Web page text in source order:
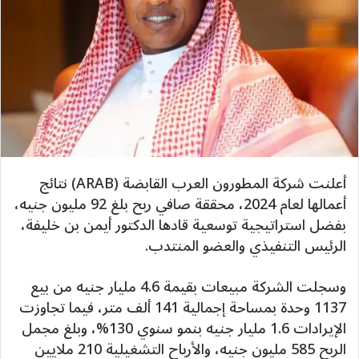
أعلنت شركة المطورون العرب القابضة (ARAB) نتائج
أعمالها لعام 2024، محققة صافي ربح بلغ 92 مليون جنيه،
بفضل استراتيجية توسعية قادها الدكتور أيمن بن خليفة،
الرئيس التنفيذي والعضو المنتدب.
وسجلت الشركة مبيعات بقيمة 4.6 مليار جنيه من بيع
1137 وحدة بمساحة إجمالية 141 ألف متر، فيما تجاوزت
الإيرادات 1.6 مليار جنيه بنمو سنوي 130%، وبلغ مجمل
الربح 585 مليون جنيه، والأرباح التشغيلية 210 ملايين